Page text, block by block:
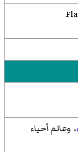
، وعالم أحياء